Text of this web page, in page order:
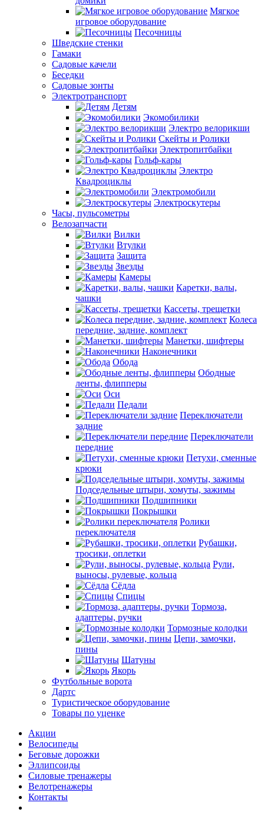
Мягкое
игровое оборудование
Песочницы
Шведские стенки
Гамаки
Садовые качели
Беседки
Садовые зонты
Электротранспорт
Детям
Экомобилики
Электро велорикши
Скейты и Ролики
Электропитбайки
Гольф-кары
Электро
Квадроциклы
Электромобили
Электроскутеры
Часы, пульсометры
Велозапчасти
Вилки
Втулки
Защита
Звезды
Камеры
Каретки, валы,
чашки
Кассеты, трещетки
Колеса
передние, задние, комплект
Манетки, шифтеры
Наконечники
Обода
Ободные
ленты, флипперы
Оси
Педали
Переключатели
задние
Переключатели
передние
Петухи, сменные
крюки
Подседельные штыри, хомуты, зажимы
Подшипники
Покрышки
Ролики
переключателя
Рубашки,
тросики, оплетки
Рули,
выносы, рулевые, кольца
Сёдла
Спицы
Тормоза,
адаптеры, ручки
Тормозные колодки
Цепи, замочки,
пины
Шатуны
Якорь
Футбольные ворота
Дартс
Туристическое оборудование
Товары по уценке
Акции
Велосипеды
Беговые дорожки
Эллипсоиды
Силовые тренажеры
Велотренажеры
Контакты